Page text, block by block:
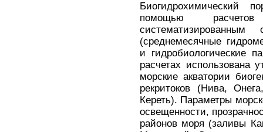
Биогидрохимический
помощью
систематизированным
(среднемесячные
и гидробиологические
расчетах использована
морские акватории
рекритоков (Нива,
Кереть). Параметры
освещенности,
районов моря (заливы